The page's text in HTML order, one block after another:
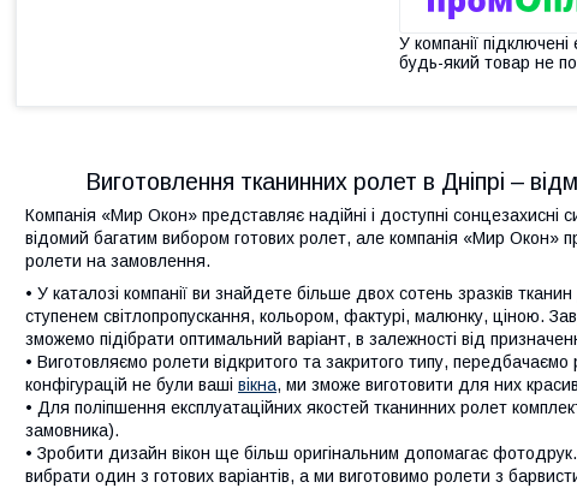
У компанії
будь-який товар не
Виготовлення тканинних ролет в Дніпрі –
Компанія «Мир Окон» представляє надійні і доступні сонцезахисні
відомий багатим вибором готових ролет, але компанія «Мир Окон»
ролети на замовлення.
• У каталозі компанії ви знайдете більше двох сотень зразків
ступенем світлопропускання, кольором, фактурі, малюнку, ціною.
зможемо підібрати оптимальний варіант, в залежності від
• Виготовляємо ролети відкритого та закритого типу, передбачаємо
конфігурацій не були ваші вікна, ми зможе виготовити для них
• Для поліпшення експлуатаційних якостей тканинних ролет
замовника).
• Зробити дизайн вікон ще більш оригінальним допомагає
вибрати один з готових варіантів, а ми виготовимо ролети з